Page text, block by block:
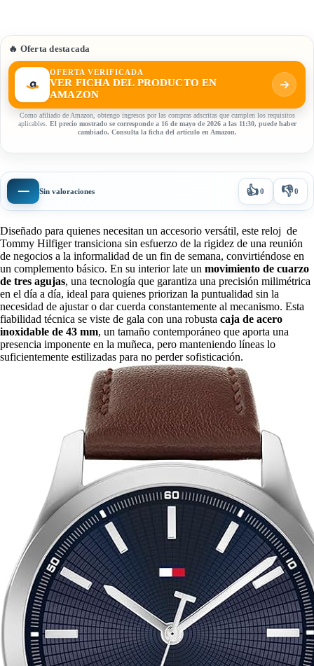
🔥 Oferta destacada
OFERTA VERIFICADA
VER FICHA DEL PRODUCTO EN
AMAZON
Como afiliado de Amazon, obtengo ingresos por las compras adscritas que cumplen los requisitos
aplicables. El precio mostrado se corresponde a 16 de mayo de 2026 a las 11:30, puede haber
cambiado. Consulta la ficha del artículo en Amazon.
— Sin valoraciones 👍0 👎0
Diseñado para quienes necesitan un accesorio versátil, este reloj de
Tommy Hilfiger transiciona sin esfuerzo de la rigidez de una reunión
de negocios a la informalidad de un fin de semana, convirtiéndose en
un complemento básico. En su interior late un movimiento de cuarzo
de tres agujas, una tecnología que garantiza una precisión milimétrica
en el día a día, ideal para quienes priorizan la puntualidad sin la
necesidad de ajustar o dar cuerda constantemente al mecanismo. Esta
fiabilidad técnica se viste de gala con una robusta caja de acero
inoxidable de 43 mm, un tamaño contemporáneo que aporta una
presencia imponente en la muñeca, pero manteniendo líneas lo
suficientemente estilizadas para no perder sofisticación.